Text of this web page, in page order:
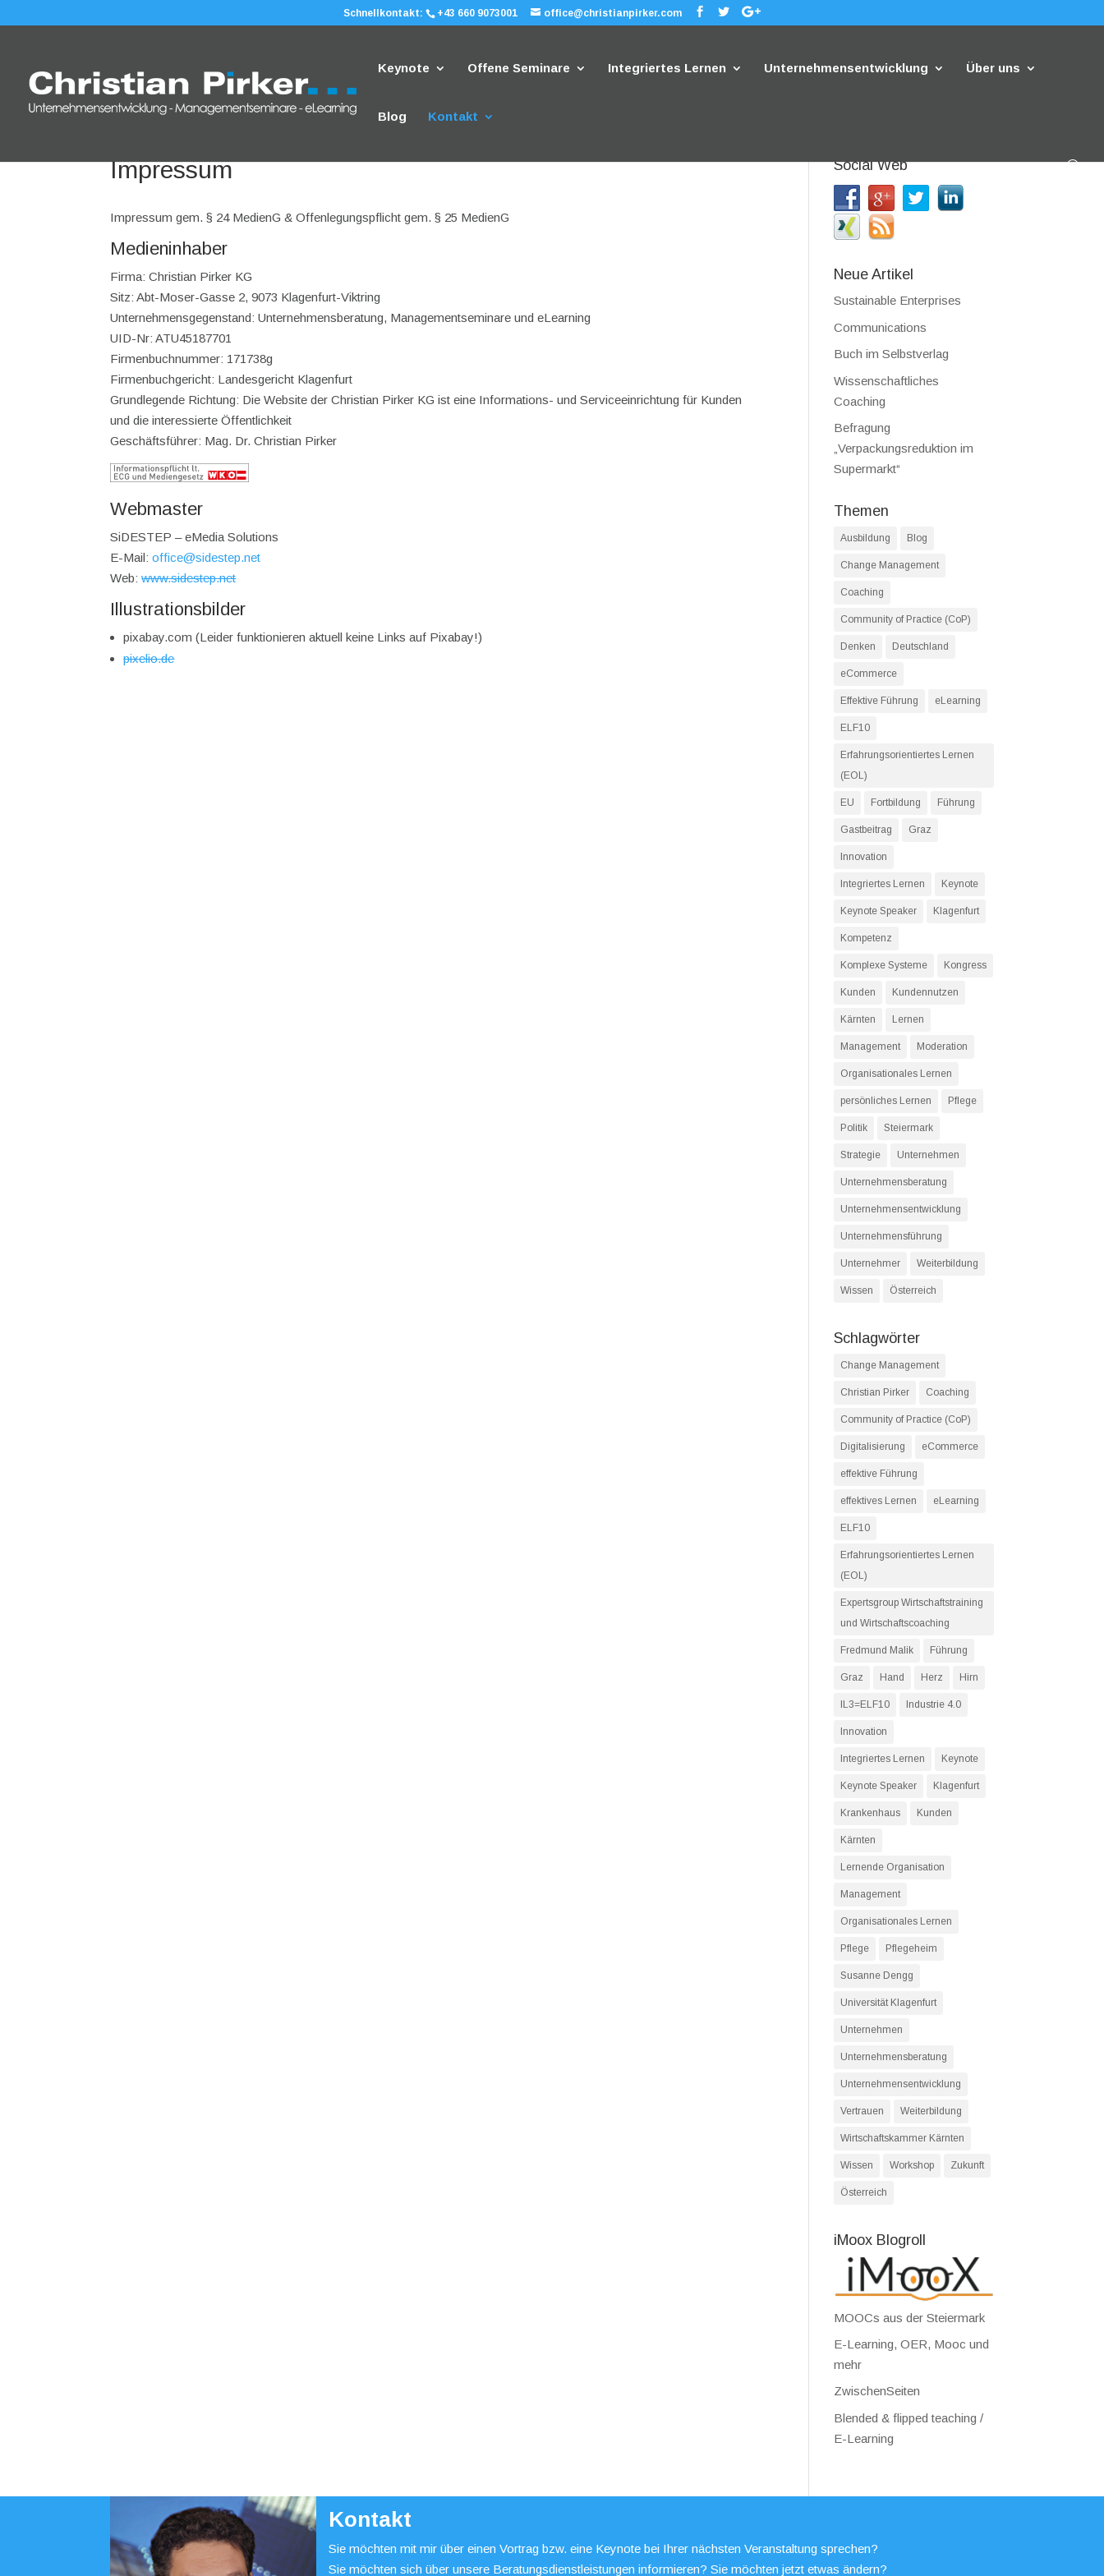
Schnellkontakt: +43 660 9073001 office@christianpirker.com
Keynote Offene Seminare Integriertes Lernen Unternehmensentwicklung Über uns
Blog Kontakt
Impressum
Impressum gem. § 24 MedienG & Offenlegungspflicht gem. § 25 MedienG
Medieninhaber
Firma: Christian Pirker KG
Sitz: Abt-Moser-Gasse 2, 9073 Klagenfurt-Viktring
Unternehmensgegenstand: Unternehmensberatung, Managementseminare und eLearning
UID-Nr: ATU45187701
Firmenbuchnummer: 171738g
Firmenbuchgericht: Landesgericht Klagenfurt
Grundlegende Richtung: Die Website der Christian Pirker KG ist eine Informations- und Serviceeinrichtung für Kunden
und die interessierte Öffentlichkeit
Geschäftsführer: Mag. Dr. Christian Pirker
Webmaster
SiDESTEP – eMedia Solutions
E-Mail:office@sidestep.net
Web:www.sidestep.net
Illustrationsbilder
pixabay.com (Leider funktionieren aktuell keine Links auf Pixabay!)
pixelio.de
Social Web
Neue Artikel
Sustainable Enterprises
Communications
Buch im Selbstverlag
Wissenschaftliches
Coaching
Befragung
„Verpackungsreduktion im
Supermarkt“
Themen
Ausbildung Blog
Change Management
Coaching
Community of Practice (CoP)
Denken Deutschland
eCommerce
Effektive Führung eLearning
ELF10
Erfahrungsorientiertes Lernen
(EOL)
EU Fortbildung Führung
Gastbeitrag Graz
Innovation
Integriertes Lernen Keynote
Keynote Speaker Klagenfurt
Kompetenz
Komplexe Systeme Kongress
Kunden Kundennutzen
Kärnten Lernen
Management Moderation
Organisationales Lernen
persönliches Lernen Pflege
Politik Steiermark
Strategie Unternehmen
Unternehmensberatung
Unternehmensentwicklung
Unternehmensführung
Unternehmer Weiterbildung
Wissen Österreich
Schlagwörter
Change Management
Christian Pirker Coaching
Community of Practice (CoP)
Digitalisierung eCommerce
effektive Führung
effektives Lernen eLearning
ELF10
Erfahrungsorientiertes Lernen
(EOL)
Expertsgroup Wirtschaftstraining
und Wirtschaftscoaching
Fredmund Malik Führung
Graz Hand Herz Hirn
IL3=ELF10 Industrie 4.0
Innovation
Integriertes Lernen Keynote
Keynote Speaker Klagenfurt
Krankenhaus Kunden
Kärnten
Lernende Organisation
Management
Organisationales Lernen
Pflege Pflegeheim
Susanne Dengg
Universität Klagenfurt
Unternehmen
Unternehmensberatung
Unternehmensentwicklung
Vertrauen Weiterbildung
Wirtschaftskammer Kärnten
Wissen Workshop Zukunft
Österreich
iMoox Blogroll
MOOCs aus der Steiermark
E-Learning, OER, Mooc und
mehr
ZwischenSeiten
Blended & flipped teaching /
E-Learning
Kontakt
Sie möchten mit mir über einen Vortrag bzw. eine Keynote bei Ihrer nächsten Veranstaltung sprechen?
Sie möchten sich über unsere Beratungsdienstleistungen informieren? Sie möchten jetzt etwas ändern?